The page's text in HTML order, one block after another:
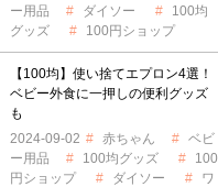
ー用品
ダイソー
100均
グッズ
100円ショップ
【100均】使い捨てエプロン4選！
ベビー外食に一押しの便利グッズ
も
2024-09-02
赤ちゃん
ベビ
ー用品
100均グッズ
100
円ショップ
ダイソー
ワ